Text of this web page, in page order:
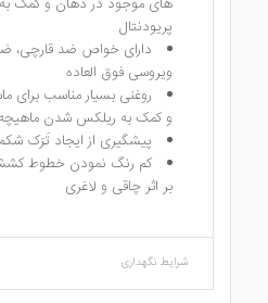
پریودنتال
دارای خواص ضد قارچی،
ویروسی فوق العاده
روغنی بسیار مناسب برای
و کمک به ریلکس شدن
پیشگیری از ایجاد تَرَک شکم
کم رنگ نمودن خطوط
بر اثر چاقی و لاغری
شرایط نگهداری